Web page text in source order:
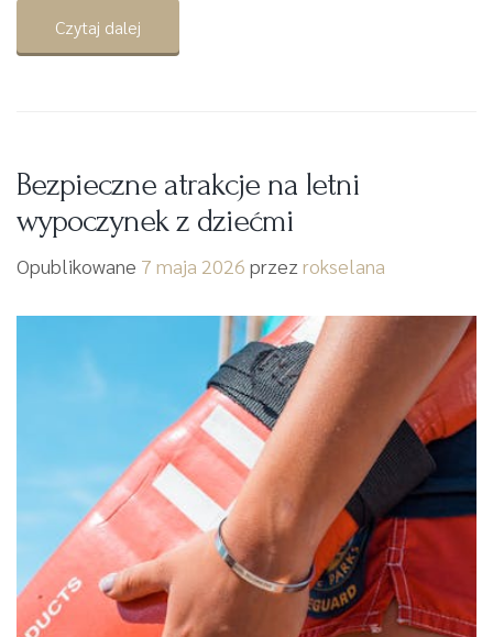
Czytaj dalej
Bezpieczne atrakcje na letni
wypoczynek z dziećmi
Opublikowane 7 maja 2026 przez rokselana